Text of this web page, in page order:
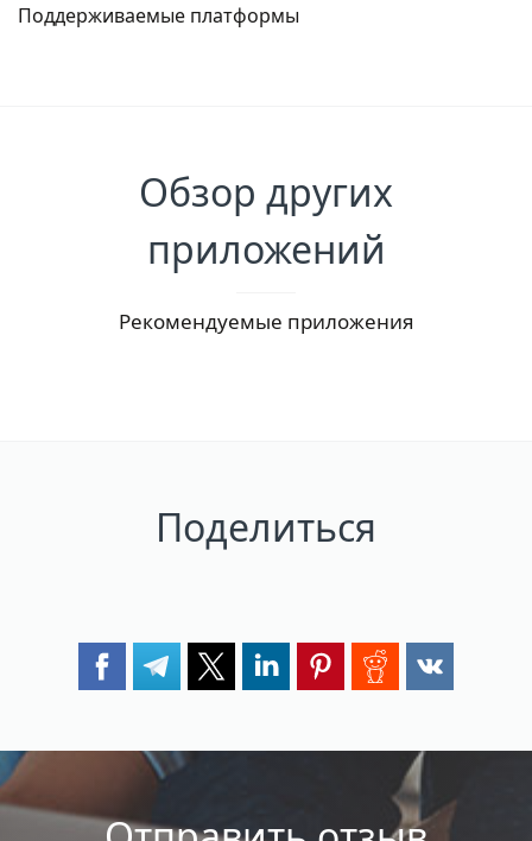
Поддерживаемые платформы
Обзор других
приложений
Рекомендуемые приложения
Поделиться